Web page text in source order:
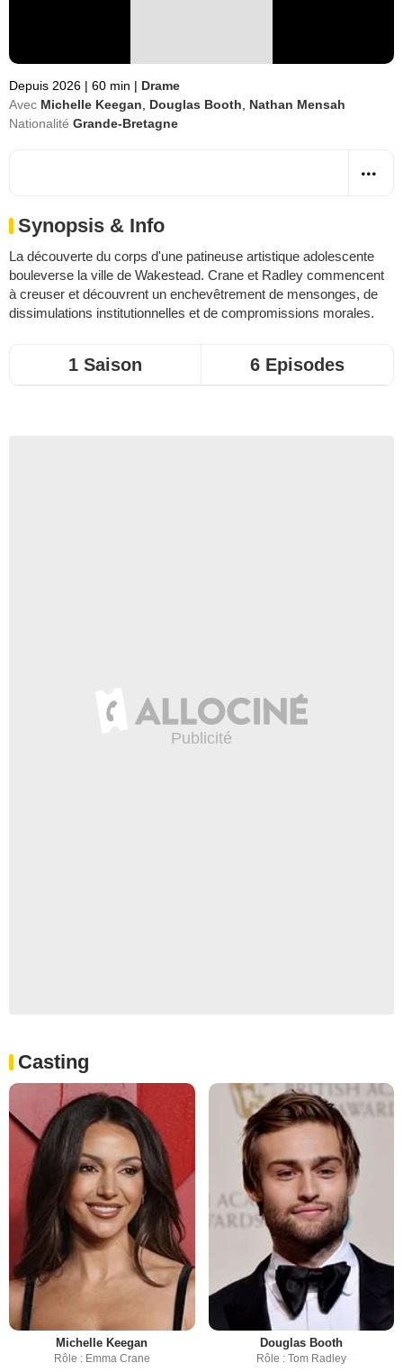
Depuis 2026 | 60 min | Drame
Avec Michelle Keegan Douglas Booth
Nathan Mensah
Nationalité Grande-Bretagne
Synopsis & Info
La découverte du corps d'une patineuse artistique adolescente
bouleverse la ville de Wakestead. Crane et Radley commencent
à creuser et découvrent un enchevêtrement de mensonges, de
dissimulations institutionnelles et de compromissions morales.
1 Saison 6 Episodes
Casting
Michelle Keegan
Rôle : Emma Crane
Douglas Booth
Rôle : Tom Radley